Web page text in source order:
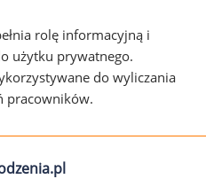
rolę informacyjną i
użytku prywatnego.
do wyliczania
pracowników.